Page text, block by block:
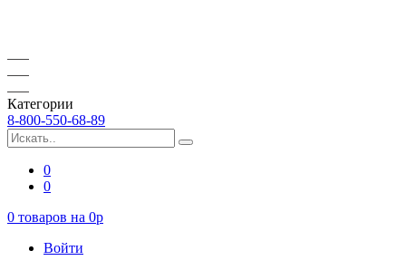
Категории
8-800-550-68-89
0
0
0 товаров на 0p
Войти